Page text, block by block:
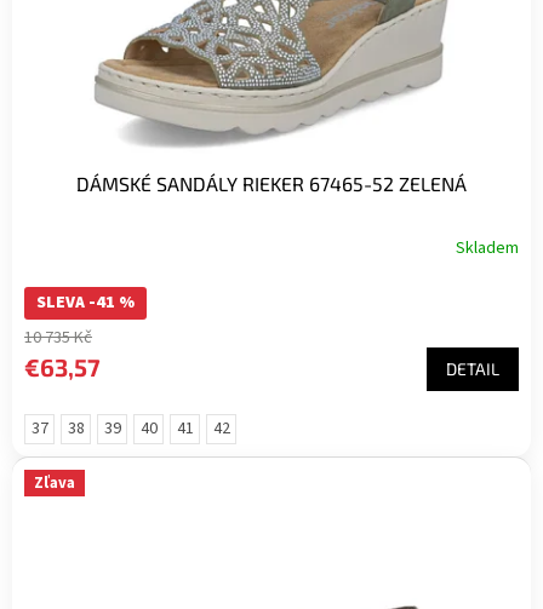
DÁMSKÉ SANDÁLY RIEKER 67465-52 ZELENÁ
Skladem
SLEVA -41 %
10 735 Kč
€63,57 DETAIL
37 38 39 40 41 42
Zľava